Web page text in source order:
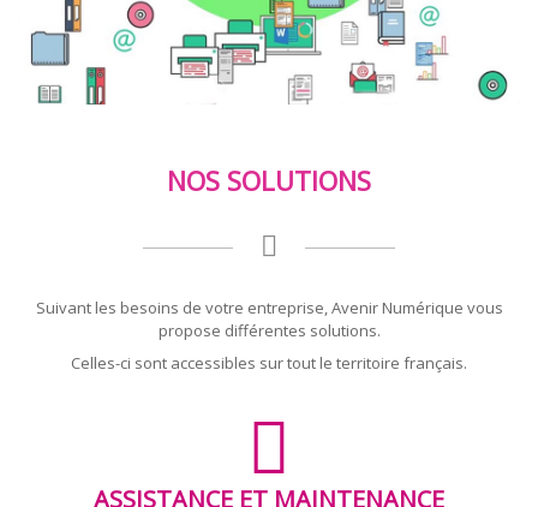
NOS SOLUTIONS
Suivant les besoins de votre entreprise, Avenir Numérique vous
propose différentes solutions.
Celles-ci sont accessibles sur tout le territoire français.
ASSISTANCE ET MAINTENANCE